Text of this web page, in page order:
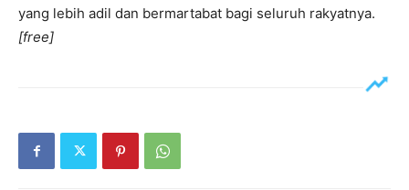
yang lebih adil dan bermartabat bagi seluruh rakyatnya.
[free]